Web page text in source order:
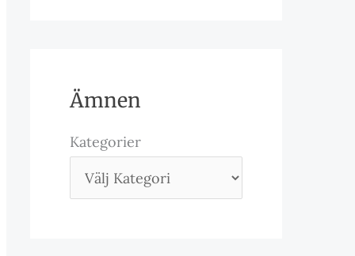
Ämnen
Kategorier